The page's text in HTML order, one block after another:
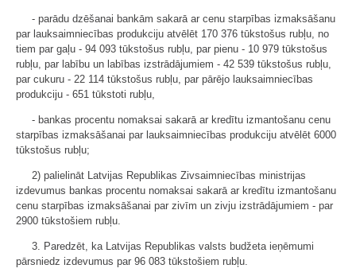
- parādu dzēšanai bankām sakarā ar cenu starpības izmaksāšanu
par lauksaimniecības produkciju atvēlēt 170 376 tūkstošus rubļu, no
tiem par gaļu - 94 093 tūkstošus rubļu, par pienu - 10 979 tūkstošus
rubļu, par labību un labības izstrādājumiem - 42 539 tūkstošus rubļu,
par cukuru - 22 114 tūkstošus rubļu, par pārējo lauksaimniecības
produkciju - 651 tūkstoti rubļu,
- bankas procentu nomaksai sakarā ar kredītu izmantošanu cenu
starpības izmaksāšanai par lauksaimniecības produkciju atvēlēt 6000
tūkstošus rubļu;
2) palielināt Latvijas Republikas Zivsaimniecības ministrijas
izdevumus bankas procentu nomaksai sakarā ar kredītu izmantošanu
cenu starpības izmaksāšanai par zivīm un zivju izstrādājumiem - par
2900 tūkstošiem rubļu.
3. Paredzēt, ka Latvijas Republikas valsts budžeta ieņēmumi
pārsniedz izdevumus par 96 083 tūkstošiem rubļu.